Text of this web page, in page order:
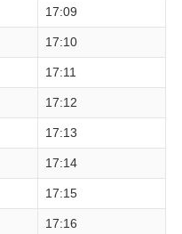
17:09
17:10
17:11
17:12
17:13
17:14
17:15
17:16